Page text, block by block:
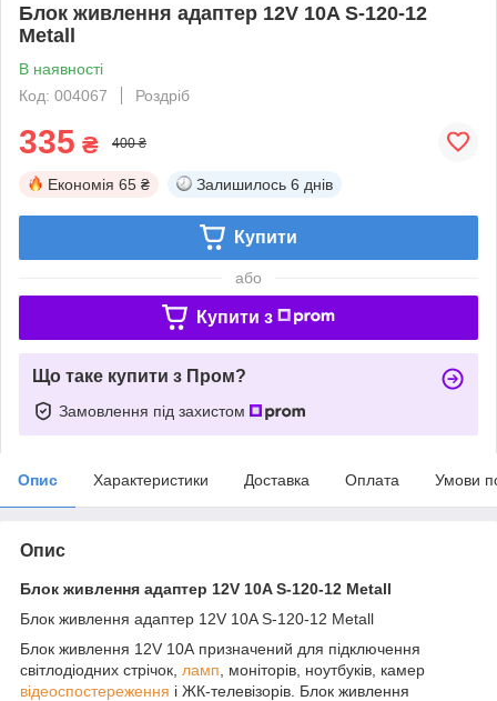
Блок живлення адаптер 12V 10A S-120-12
Metall
В наявності
Код: 004067
Роздріб
335 ₴ 400 ₴
Економія 65 ₴ Залишилось 6 днів
Купити
або
Купити з
Що таке купити з Пром?
Замовлення під захистом
Опис Характеристики Доставка Оплата Умови
Опис
Блок живлення адаптер 12V 10A S-120-12 Metall
Блок живлення адаптер 12V 10A S-120-12 Metall
Блок живлення 12V 10А призначений для підключення
світлодіодних стрічок, ламп , моніторів, ноутбуків, камер
відеоспостереження і ЖК-телевізорів. Блок живлення